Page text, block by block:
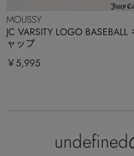
MOUSSY
JC VARSITY LOGO BASEBALL
ャップ
￥5,995
undefined